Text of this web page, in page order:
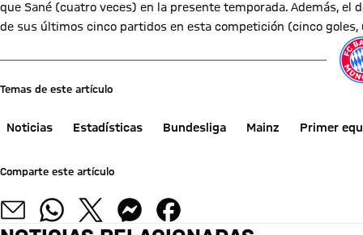
que Sané (cuatro veces) en la presente temporada. Además,
de sus últimos cinco partidos en esta competición (cinco goles,
Temas de este artículo
Noticias Estadísticas Bundesliga Mainz Primer
Comparte este artículo